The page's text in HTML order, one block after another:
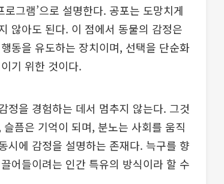
그램’으로 설명한다. 공포는 도망치게
않아도 된다. 이 점에서 동물의 감정은
동을 유도하는 장치이며, 선택을 단순화
기 위한 것이다.
정을 경험하는 데서 멈추지 않는다. 그것
픔은 기억이 되며, 분노는 사회를 움직
시에 감정을 설명하는 존재다. 늑구를 향
어들이려는 인간 특유의 방식이라 할 수